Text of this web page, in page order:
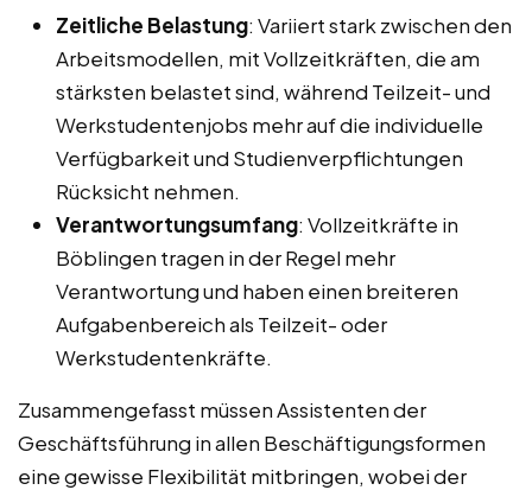
Zeitliche Belastung: Variiert stark zwischen den
Arbeitsmodellen, mit Vollzeitkräften, die am
stärksten belastet sind, während Teilzeit- und
Werkstudentenjobs mehr auf die individuelle
Verfügbarkeit und Studienverpflichtungen
Rücksicht nehmen.
Verantwortungsumfang: Vollzeitkräfte in
Böblingen tragen in der Regel mehr
Verantwortung und haben einen breiteren
Aufgabenbereich als Teilzeit- oder
Werkstudentenkräfte.
Zusammengefasst müssen Assistenten der
Geschäftsführung in allen Beschäftigungsformen
eine gewisse Flexibilität mitbringen, wobei der